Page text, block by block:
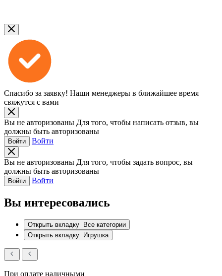
Спасибо за заявку! Наши менеджеры в ближайшее время
свяжутся с вами
Вы не авторизованы Для того, чтобы написать отзыв, вы
должны быть авторизованы
Войти Войти
Вы не авторизованы Для того, чтобы задать вопрос, вы
должны быть авторизованы
Войти Войти
Вы интересовались
Открыть вкладку
Все категории
Открыть вкладку
Игрушка
При оплате наличными